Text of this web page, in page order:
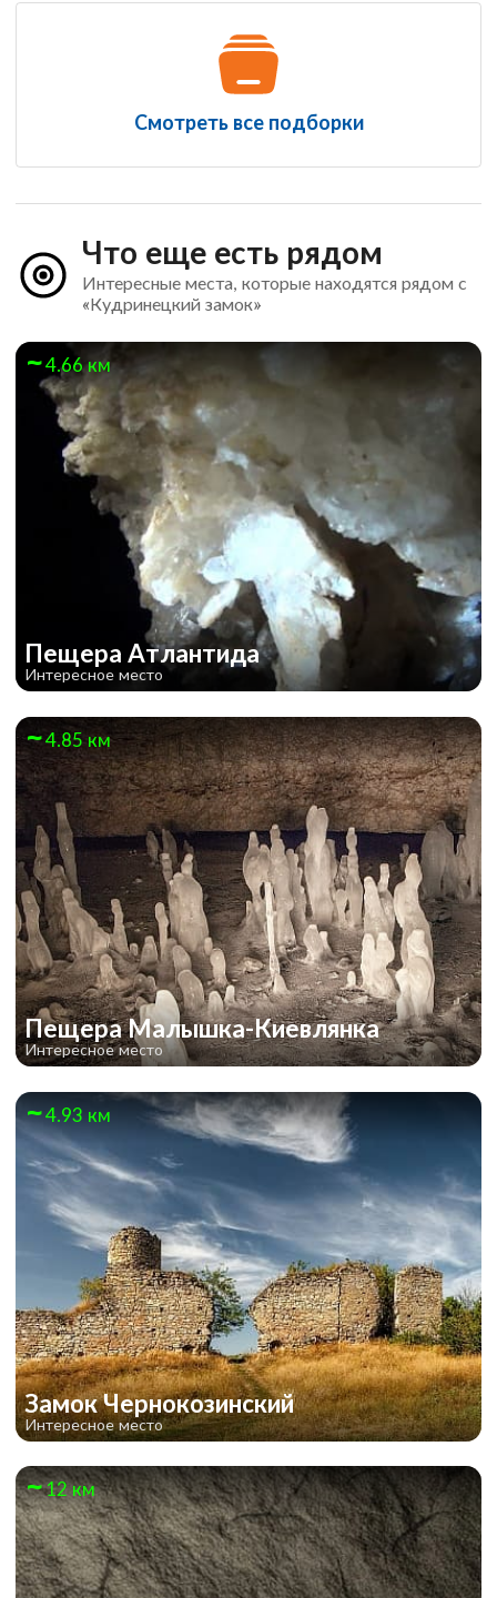
Смотреть все подборки
Что еще есть рядом
Интересные места, которые находятся рядом с
«Кудринецкий замок»
4.66 км
Пещера Атлантида
Интересное место
4.85 км
Пещера Малышка-Киевлянка
Интересное место
4.93 км
Замок Чернокозинский
Интересное место
12 км